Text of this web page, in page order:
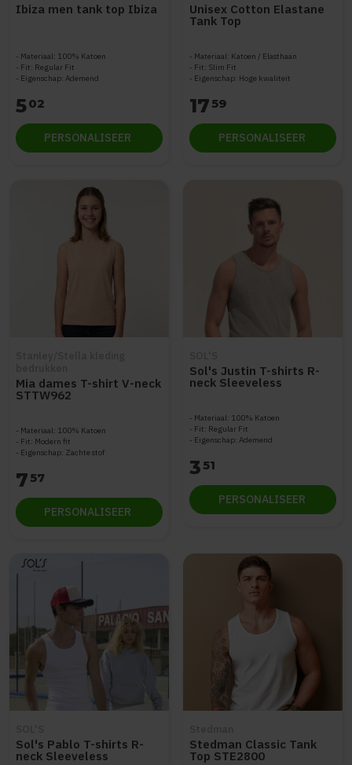
Ibiza men tank top Ibiza
Materiaal: 100% Katoen
Fit: Regular Fit
Eigenschap: Ademend
502
PERSONALISEER
Unisex Cotton Elastane
Tank Top
Materiaal: Katoen / Elasthaan
Fit: Slim Fit
Eigenschap: Hoge kwaliteit
17 59
PERSONALISEER
Mia dames T-shirt V-neck
STTW962
Materiaal: 100% Katoen
Fit: Modern fit
Eigenschap: Zachte stof
7 57
PERSONALISEER
Sol's Justin T-shirts R-
neck Sleeveless
Materiaal: 100% Katoen
Fit: Regular Fit
Eigenschap: Ademend
3 51
PERSONALISEER
Sol's Pablo T-shirts R-
neck Sleeveless
Stedman Classic Tank
Top STE2800